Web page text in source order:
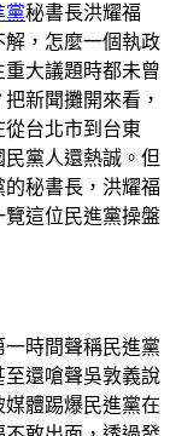
黨秘書長洪耀福
，怎麼一個執政
大議題時都未曾
新聞攤開來看，
台北市到台東
黨人還熱誠。但
秘書長，洪耀福
這位民進黨操盤
時間聲稱民進黨
至還嗆聲吳敦義說
體踢爆民進黨在